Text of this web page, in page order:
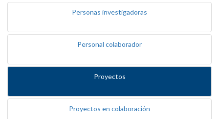
Personas investigadoras
Personal colaborador
Proyectos
Proyectos en colaboración